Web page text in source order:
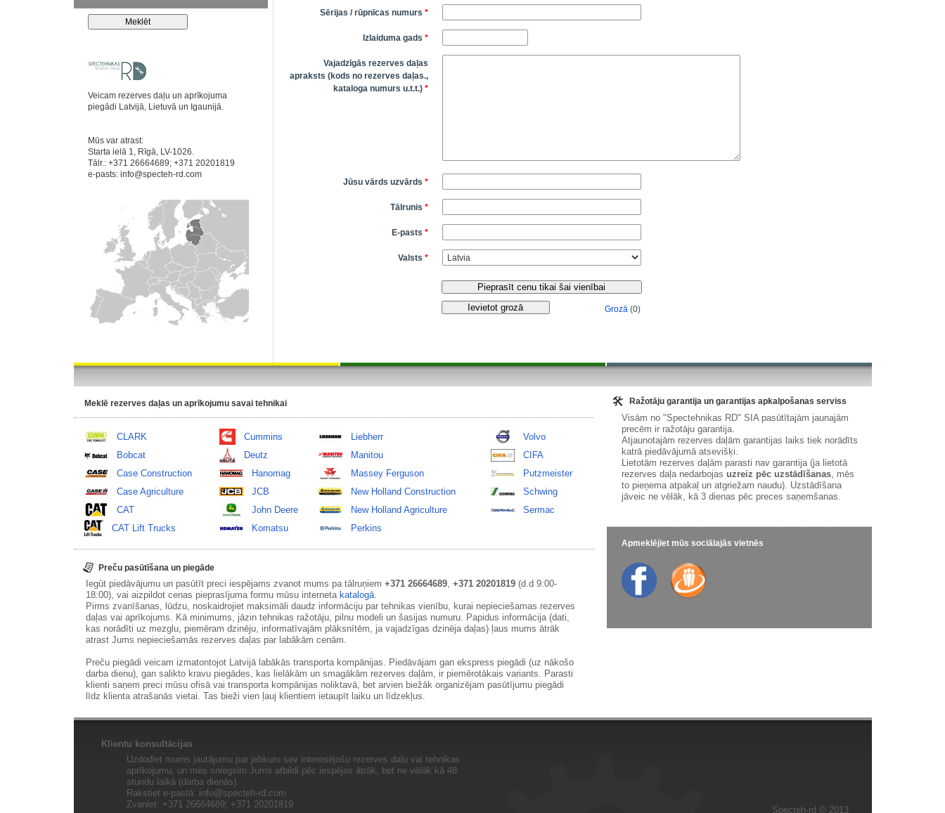
Veicam rezerves daļu un aprīkojuma
piegādi Latvijā, Lietuvā un Igaunijā.
Mūs var atrast:
Starta ielā 1, Rīgā, LV-1026.
Tālr.: +371 26664689; +371 20201819
e-pasts: info@specteh-rd.com
Sērijas / rūpnīcas numurs *
Izlaiduma gads *
Vajadzīgās rezerves daļas
apraksts (kods no rezerves daļas.,
kataloga numurs u.t.t.) *
Jūsu vārds uzvārds *
Tālrunis *
E-pasts *
Valsts *
Grozā(0)
Meklē rezerves daļas un aprīkojumu savai tehnikai
CLARK
Bobcat
Case Construction
Case Agriculture
CAT
CAT Lift Trucks
Cummins
Deutz
Hanomag
JCB
John Deere
Komatsu
Liebherr
Manitou
Massey Ferguson
New Holland Construction
New Holland Agriculture
Perkins
Volvo
CIFA
Putzmeister
Schwing
Sermac
Preču pasūtīšana un piegāde
Iegūt piedāvājumu un pasūtīt preci iespējams zvanot mums pa tālruņiem +371 26664689, +371 20201819(d.d 9:00-
18:00), vai aizpildot cenas pieprasījuma formu mūsu interneta katalogā.
Pirms zvanīšanas, lūdzu, noskaidrojiet maksimāli daudz informāciju par tehnikas vienību, kurai nepieciešamas rezerves
daļas vai aprīkojums. Kā minimums, jāzin tehnikas ražotāju, pilnu modeli un šasijas numuru. Papidus informācija (dati,
kas norādīti uz mezglu, piemēram dzinēju, informatīvajām plāksnītēm, ja vajadzīgas dzinēja daļas) ļaus mums ātrāk
atrast Jums nepieciešamās rezerves daļas par labākām cenām.
Preču piegādi veicam izmatontojot Latvijā labākās transporta kompānijas. Piedāvājam gan ekspress piegādi (uz nākošo
darba dienu), gan salikto kravu piegādes, kas lielākām un smagākām rezerves daļām, ir piemērotākais variants. Parasti
klienti saņem preci mūsu ofisā vai transporta kompānijas noliktavā, bet arvien biežāk organizējam pasūtījumu piegādi
līdz klienta atrašanās vietai. Tas bieži vien ļauj klientiem ietaupīt laiku un līdzekļus.
Ražotāju garantija un garantijas apkalpošanas serviss
Visām no "Spectehnikas RD" SIA pasūtītajām jaunajām
precēm ir ražotāju garantija.
Atjaunotajām rezerves daļām garantijas laiks tiek norādīts
katrā piedāvājumā atsevišķi.
Lietotām rezerves daļām parasti nav garantija (ja lietotā
rezerves daļa nedarbojas uzreiz pēc uzstādīšanas, mēs
to pieņema atpakaļ un atgriežam naudu). Uzstādīšana
jāveic ne vēlāk, kā 3 dienas pēc preces saņemšanas.
Apmeklējiet mūs sociālajās vietnēs
Klientu konsultācijas
Uzdodiet mums jautājumu par jebkuru sev interesējošu rezerves daļu vai tehnikas
aprīkojumu, un mēs sniegsim Jums atbildi pēc iespējas ātrāk, bet ne vēlāk kā 48
stundu laikā (darba dienās).
Rakstiet e-pastā: info@specteh-rd.com
Zvaniet: +371 26664689; +371 20201819
Specteh-rd © 2013